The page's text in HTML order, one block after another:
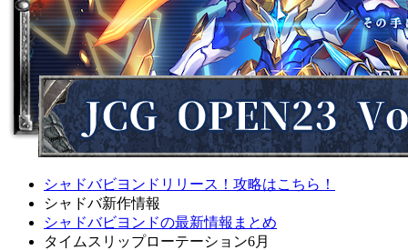
シャドバビヨンドリリース！攻略はこちら！
シャドバ新作情報
シャドバビヨンドの最新情報まとめ
タイムスリップローテーション6月